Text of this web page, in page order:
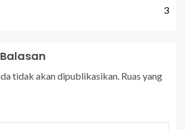
3
tidak akan dipublikasikan. Ruas yang